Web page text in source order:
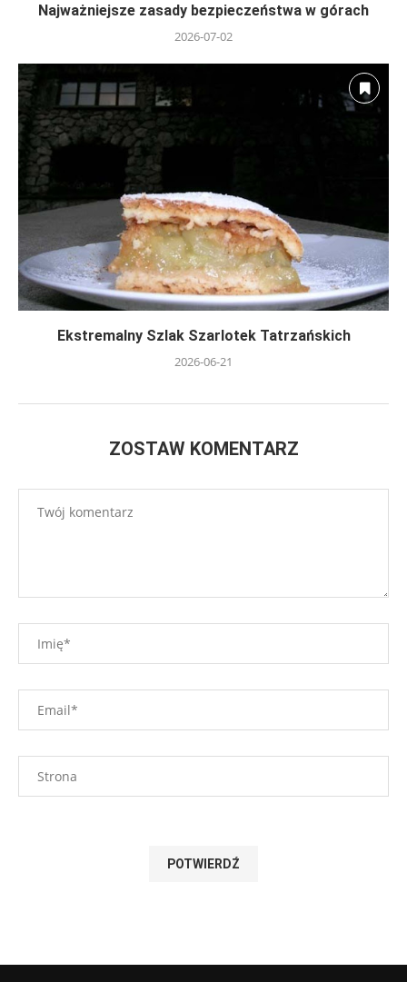
Najważniejsze zasady bezpieczeństwa w górach
2026-07-02
Ekstremalny Szlak Szarlotek Tatrzańskich
2026-06-21
ZOSTAW KOMENTARZ